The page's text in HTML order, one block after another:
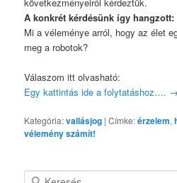
A konkrét kérdésünk így hangzott:
Mi a véleménye arról, hogy az élet
meg a robotok?
Válaszom itt olvasható:
Egy kattintás ide a folytatáshoz…. →
Kategória:vallásjog |Címke:érzelem,
vélemény számít!